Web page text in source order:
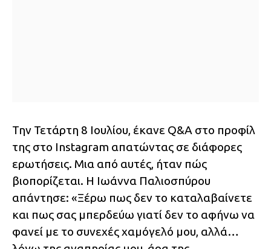
Την Τετάρτη 8 Ιουλίου, έκανε Q&A στο προφίλ
της στο Instagram απατώντας σε διάφορες
ερωτήσεις. Μια από αυτές, ήταν πώς
βιοπορίζεται. Η Ιωάννα Παλιοσπύρου
απάντησε: «Ξέρω πως δεν το καταλαβαίνετε
και πως σας μπερδεύω γιατί δεν το αφήνω να
φανεί με το συνεχές χαμόγελό μου, αλλά…